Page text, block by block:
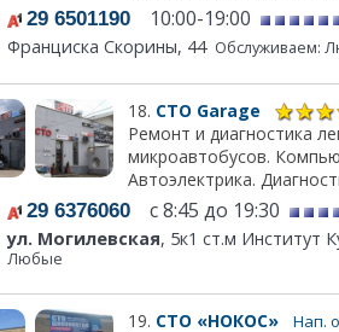
29 6501190 10:00-19:00
Франциска Скорины, 44 Обслуживаем:
18. СТО Garage
Ремонт и диагностика
микроавтобусов.
Автоэлектрика.
29 6376060 с 8:45 до 19:30
ул. Могилевская, 5к1 ст.м Институт
Любые
19. СТО «НОКОС» Нап.